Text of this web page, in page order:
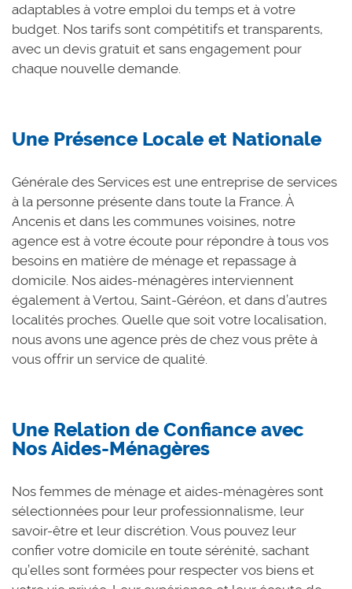
adaptables à votre emploi du temps et à votre
budget. Nos tarifs sont compétitifs et transparents,
avec un devis gratuit et sans engagement pour
chaque nouvelle demande.
Une Présence Locale et Nationale
Générale des Services est une entreprise de services
à la personne présente dans toute la France. À
Ancenis et dans les communes voisines, notre
agence est à votre écoute pour répondre à tous vos
besoins en matière de ménage et repassage à
domicile. Nos aides-ménagères interviennent
également à Vertou, Saint-Géréon, et dans d’autres
localités proches. Quelle que soit votre localisation,
nous avons une agence près de chez vous prête à
vous offrir un service de qualité.
Une Relation de Confiance avec
Nos Aides-Ménagères
Nos femmes de ménage et aides-ménagères sont
sélectionnées pour leur professionnalisme, leur
savoir-être et leur discrétion. Vous pouvez leur
confier votre domicile en toute sérénité, sachant
qu’elles sont formées pour respecter vos biens et